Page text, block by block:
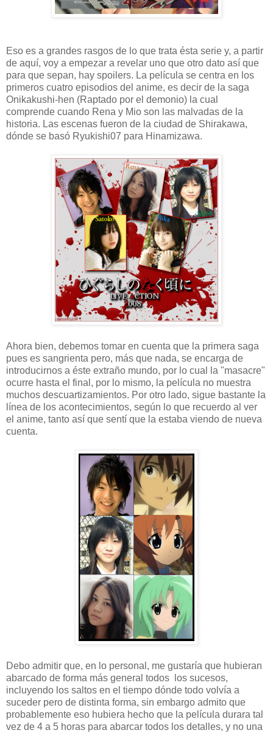
Eso es a grandes rasgos de lo que trata ésta serie y, a partir
de aquí, voy a empezar a revelar uno que otro dato así que
para que sepan, hay spoilers. La película se centra en los
primeros cuatro episodios del anime, es decir de la saga
Onikakushi-hen (Raptado por el demonio) la cual
comprende cuando Rena y Mio son las malvadas de la
historia. Las escenas fueron de la ciudad de Shirakawa,
dónde se basó Ryukishi07 para Hinamizawa.
Ahora bien, debemos tomar en cuenta que la primera saga
pues es sangrienta pero, más que nada, se encarga de
introducirnos a éste extraño mundo, por lo cual la "masacre"
ocurre hasta el final, por lo mismo, la película no muestra
muchos descuartizamientos. Por otro lado, sigue bastante la
línea de los acontecimientos, según lo que recuerdo al ver
el anime, tanto así que sentí que la estaba viendo de nueva
cuenta.
Debo admitir que, en lo personal, me gustaría que hubieran
abarcado de forma más general todos los sucesos,
incluyendo los saltos en el tiempo dónde todo volvía a
suceder pero de distinta forma, sin embargo admito que
probablemente eso hubiera hecho que la película durara tal
vez de 4 a 5 horas para abarcar todos los detalles, y no una